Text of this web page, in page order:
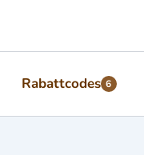
Rabattcodes 6